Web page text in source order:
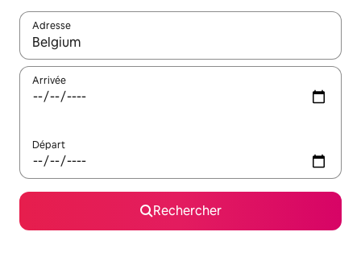
Adresse
Lorsque les résultats s'affichent, utilisez les flèches vers le
Arrivée
Départ
Rechercher